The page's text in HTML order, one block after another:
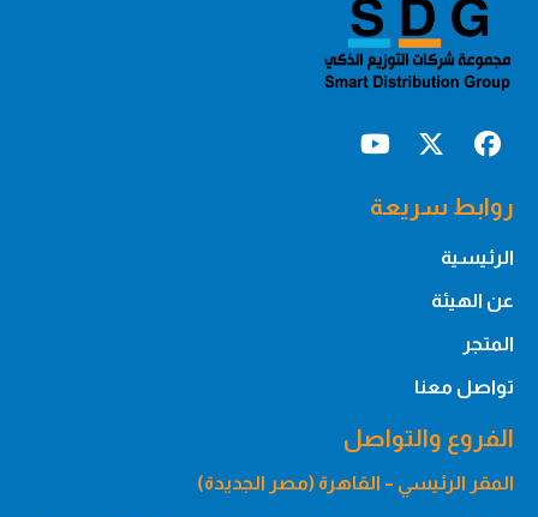
روابط سريعة
الرئيسية
عن الهيئة
المتجر
تواصل معنا
الفروع والتواصل
المقر الرئيسي – القاهرة (مصر الجديدة)